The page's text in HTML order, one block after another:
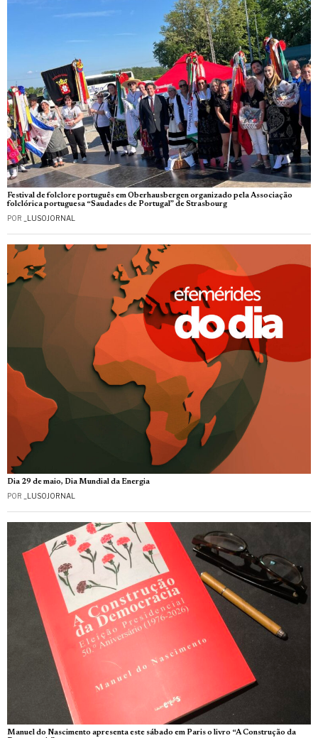
Festival de folclore português em Oberhausbergen organizado pela Associação
folclórica portuguesa “Saudades de Portugal” de Strasbourg
POR _LUSOJORNAL
Dia 29 de maio, Dia Mundial da Energia
POR _LUSOJORNAL
Manuel do Nascimento apresenta este sábado em Paris o livro “A Construção da